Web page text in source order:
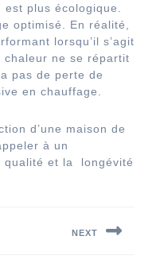
est plus écologique.
optimisé. En réalité,
lorsqu’il s’agit
chaleur ne se répartit
pas de perte de
en chauffage.
d’une maison de
à un
qualité et la longévité
NEXT